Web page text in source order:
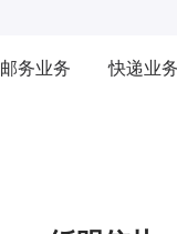
邮务业务 快递业务